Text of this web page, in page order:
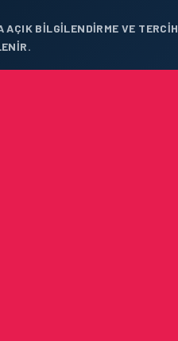
AÇIK BILGILENDIRME VE TERCIH